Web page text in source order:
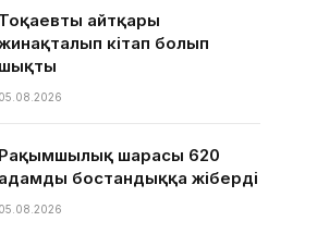
Тоқаевтың айтқары
кітап болып
шықты
05.08.2026
Рақымшылық шарасы 620
адамды бостандыққа жіберді
05.08.2026